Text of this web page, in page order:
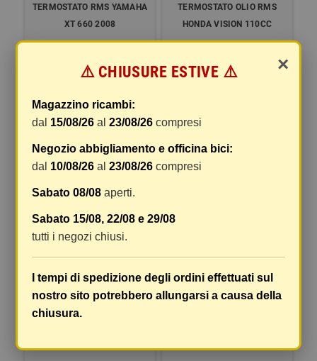
TERMOSTATO RMS YAMAHA
XT 660 2008
DETTAGLI
TERMOSTATO OLIO RMS
HONDA VISION 110CC
DETTAGLI
TERMOSTATO RMS PIAGGIO
48,31 € 45,12 €
×
⚠️ CHIUSURE ESTIVE ⚠️
Magazzino ricambi:
dal 15/08/26 al23/08/26 compresi
Negozio abbigliamento e officina bici:
dal 10/08/26 al23/08/26 compresi
Sabato 08/08 aperti.
Sabato 15/08, 22/08 e 29/08
tutti i negozi chiusi.
I tempi di spedizione degli ordini effettuati sul
nostro sito potrebbero allungarsi a causa della
chiusura.